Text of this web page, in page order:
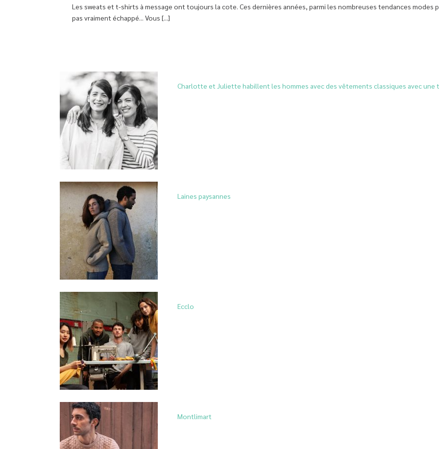
Les sweats et t-shirts à message ont toujours la cote. Ces dernières années, parmi les nombreuses tendances modes
pas vraiment échappé... Vous [...]
Charlotte et Juliette habillent les hommes avec des vêtements classiques avec une
Laines paysannes
Ecclo
Montlimart